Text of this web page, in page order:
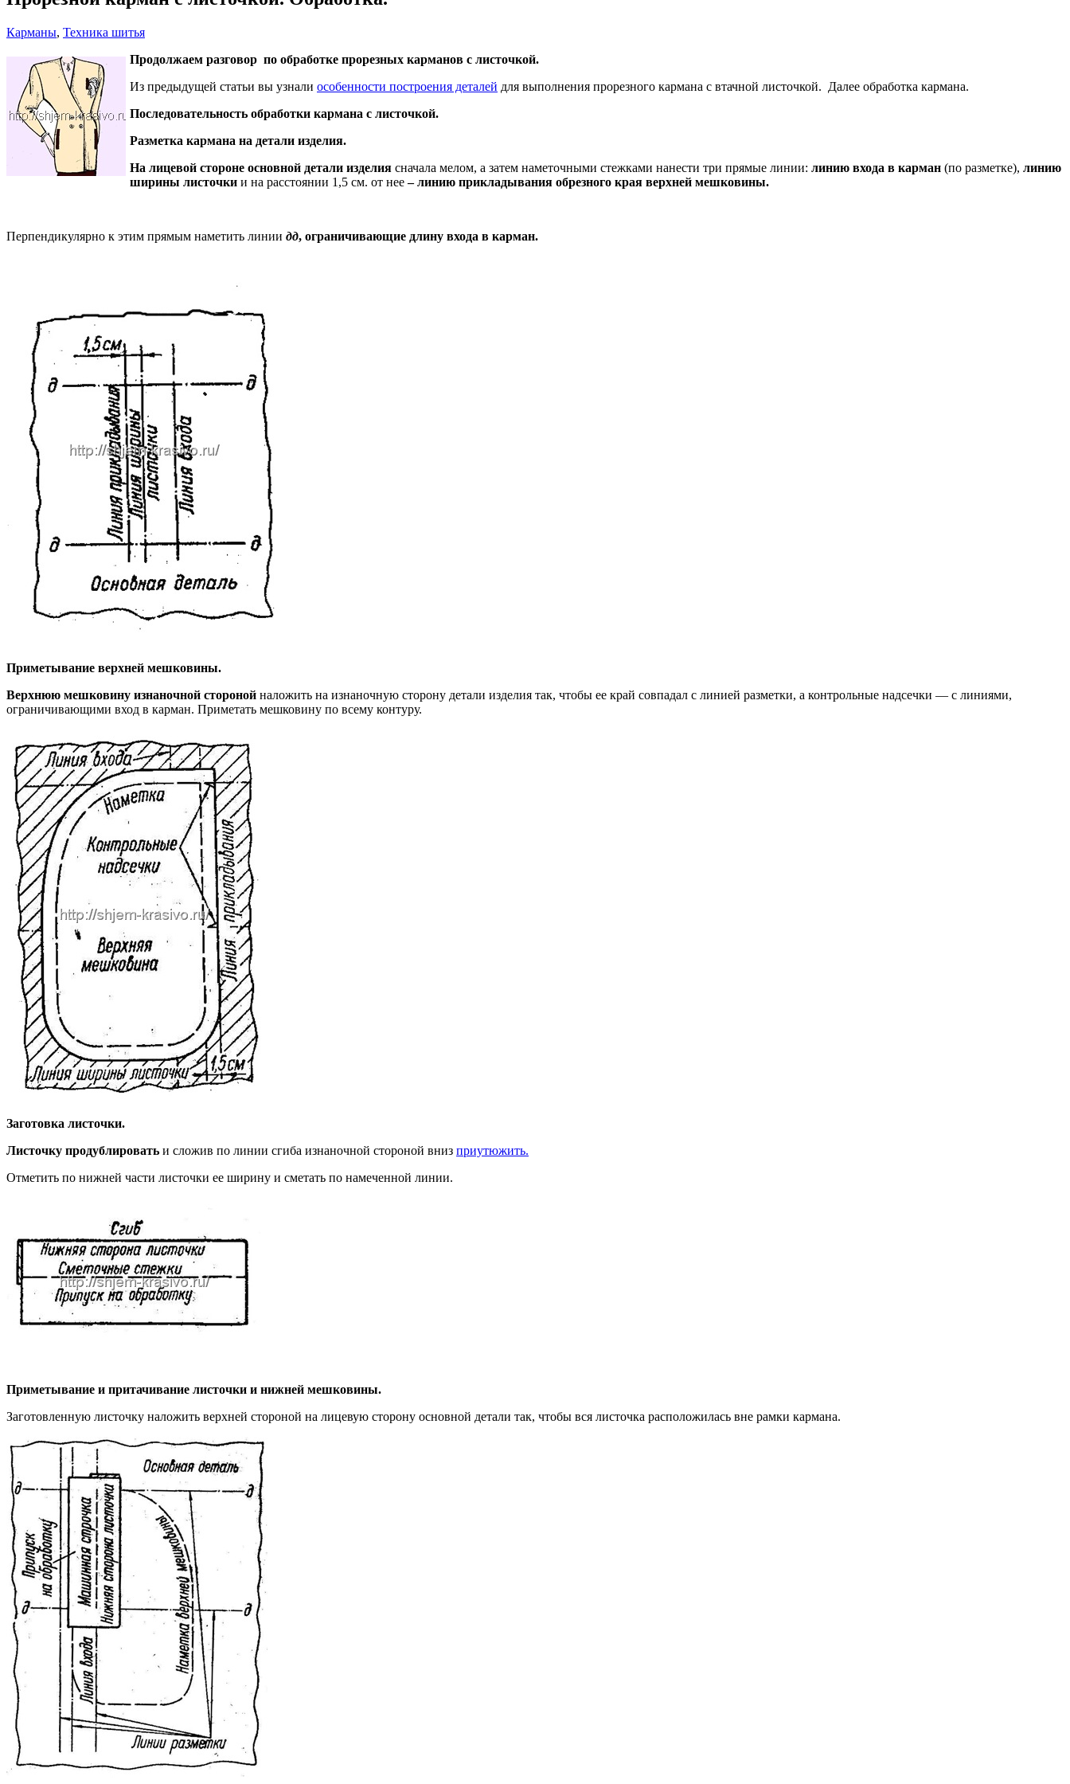
Карманы, Техника шитья
Продолжаем разговор по обработке прорезных карманов с листочкой.
Из предыдущей статьи вы узнали особенности построения деталей для выполнения прорезного кармана с втачной листочкой. Далее обработка кармана.
Последовательность обработки кармана с листочкой.
Разметка кармана на детали изделия.
На лицевой стороне основной детали изделия сначала мелом, а затем наметочными стежками нанести три прямые линии: линию входа в карман (по разметке), линию
ширины листочки и на расстоянии 1,5 см. от нее– линию прикладывания обрезного края верхней мешковины.
Перпендикулярно к этим прямым наметить линии дд, ограничивающие длину входа в карман.
Приметывание верхней мешковины.
Верхнюю мешковину изнаночной стороной наложить на изнаночную сторону детали изделия так, чтобы ее край совпадал с линией разметки, а контрольные надсечки — с линиями,
ограничивающими вход в карман. Приметать мешковину по всему контуру.
Заготовка листочки.
Листочку продублировать и сложив по линии сгиба изнаночной стороной вниз приутюжить.
Отметить по нижней части листочки ее ширину и сметать по намеченной линии.
Приметывание и притачивание листочки и нижней мешковины.
Заготовленную листочку наложить верхней стороной на лицевую сторону основной детали так, чтобы вся листочка расположилась вне рамки кармана.